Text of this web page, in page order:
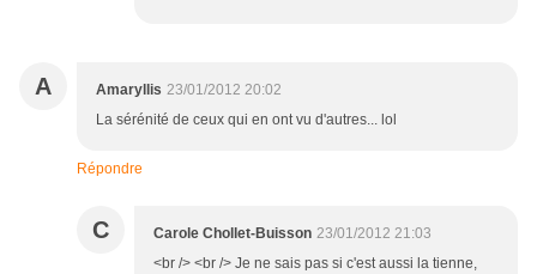
A Amaryllis 23/01/2012 20:02
La sérénité de ceux qui en ont vu d'autres... lol
Répondre
C Carole Chollet-Buisson 23/01/2012 21:03
<br /> <br /> Je ne sais pas si c'est aussi la tienne,